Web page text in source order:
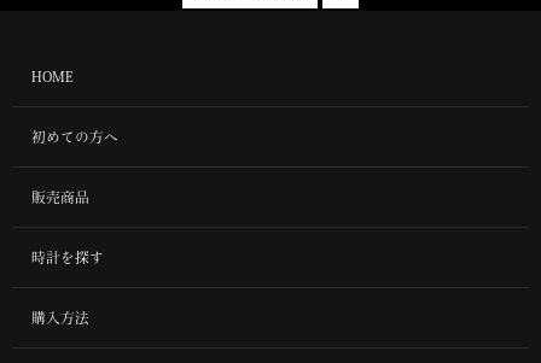
HOME
初めての方へ
販売商品
時計を探す
購入方法